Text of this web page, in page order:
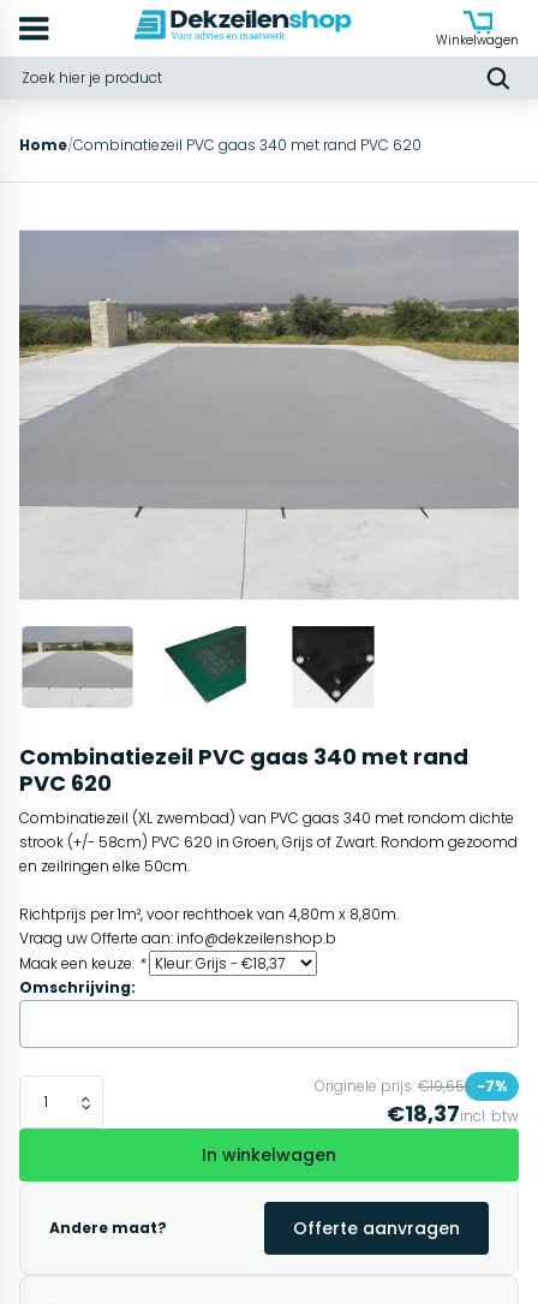
Winkelwagen
Home/Combinatiezeil PVC gaas 340 met rand PVC 620
Combinatiezeil PVC gaas 340 met rand
PVC 620
Combinatiezeil (XL zwembad) van PVC gaas 340 met rondom dichte
strook (+/- 58cm) PVC 620 in Groen, Grijs of Zwart. Rondom gezoomd
en zeilringen elke 50cm.
Richtprijs per 1m², voor rechthoek van 4,80m x 8,80m.
Vraag uw Offerte aan: info@dekzeilenshop.b
Maak een keuze: *
Omschrijving:
Originele prijs:€19,65 -7%
€18,37incl. btw
In winkelwagen
Andere maat? Offerte aanvragen